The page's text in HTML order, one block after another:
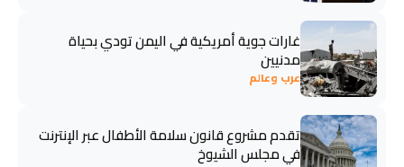
غارات جوية أمريكية في اليمن تودي بحياة
مدنيين
عرب وعالم
تقدم مشروع قانون سلامة الأطفال عبر الإنترنت
في مجلس الشيوخ